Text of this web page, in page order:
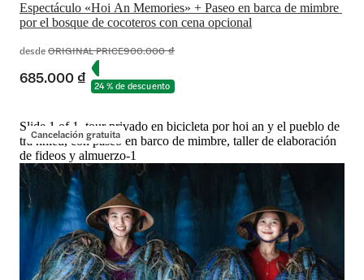
Espectáculo «Hoi An Memories» + Paseo en barca de mimbre
por el bosque de cocoteros con cena opcional
desdeORIGINAL PRICE900.000 ₫
685.000 ₫ 24 % de descuento
Cancelación gratuita
Slide 1 of 1, tour privado en bicicleta por hoi an y el pueblo de
tra nhieu, con paseo en barco de mimbre, taller de elaboración
de fideos y almuerzo-1